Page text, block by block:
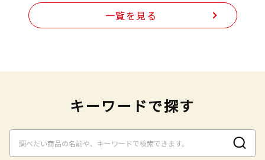
一覧を見る
キーワードで探す